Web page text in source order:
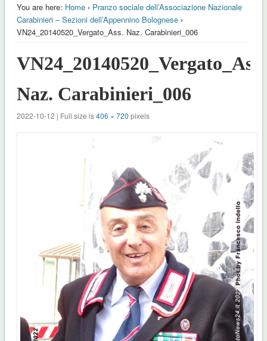
You are here: Home› Pranzo sociale dell’Associazione Nazionale
Carabinieri – Sezioni dell’Appennino Bolognese›
VN24_20140520_Vergato_Ass. Naz. Carabinieri_006
VN24_20140520_Vergato_Ass.
Naz. Carabinieri_006
2022-10-12 | Full size is406 × 720 pixels